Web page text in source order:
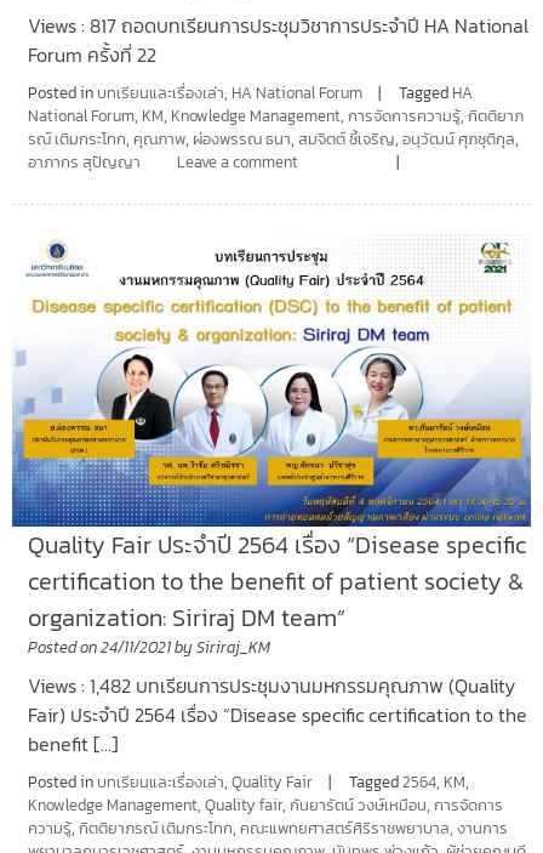
Views : 817 ถอดบทเรียนการประชุมวิชาการประจำปี HA National
Forum ครั้งที่ 22
Posted in บทเรียนและเรื่องเล่า, HA National Forum Tagged HA
National Forum, KM, Knowledge Management, การจัดการความรู้, กิตติยาภ
รณ์ เติมกระโทก, คุณภาพ, ผ่องพรรณ ธนา, สมจิตต์ ชี้เจริญ, อนุวัฒน์ ศุภชุติกุล,
อาภากร สุปัญญา
Leave a comment
Quality Fair ประจำปี 2564 เรื่อง “Disease specific
certification to the benefit of patient society &
organization: Siriraj DM team”
Posted on24/11/2021by Siriraj_KM
Views : 1,482 บทเรียนการประชุมงานมหกรรมคุณภาพ (Quality
Fair) ประจำปี 2564 เรื่อง “Disease specific certification to the
benefit […]
Posted in บทเรียนและเรื่องเล่า, Quality Fair Tagged2564, KM,
Knowledge Management, Quality fair, กันยารัตน์ วงษ์เหมือน, การจัดการ
ความรู้, กิตติยาภรณ์ เติมกระโทก, คณะแพทยศาสตร์ศิริราชพยาบาล, งานการ